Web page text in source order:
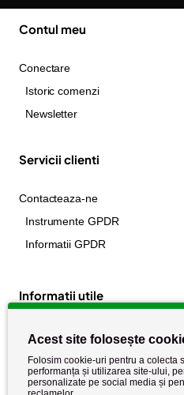
Contul meu
Conectare
Istoric comenzi
Newsletter
Servicii clienti
Contacteaza-ne
Instrumente GPDR
Informatii GPDR
Informatii utile
Despre noi
Stiri si noutati
Politica de cookie
Acest site folosește
Folosim cookie-uri pentru a colecta
performanța și utilizarea site-ului,
personalizate pe social media și